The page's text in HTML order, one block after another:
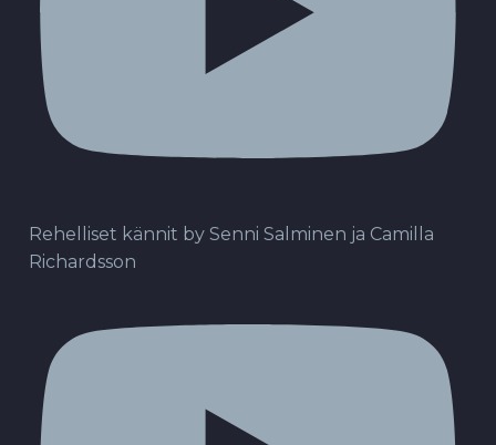
Rehelliset kännit by Senni Salminen ja Camilla
Richardsson